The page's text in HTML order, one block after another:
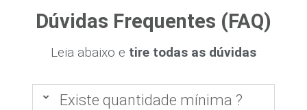
Dúvidas Frequentes (FAQ)
Leia abaixo e tire todas as dúvidas
Existe quantidade mínima ?